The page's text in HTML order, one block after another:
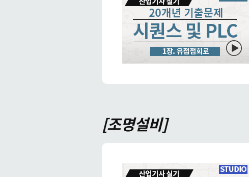
[조명설비]